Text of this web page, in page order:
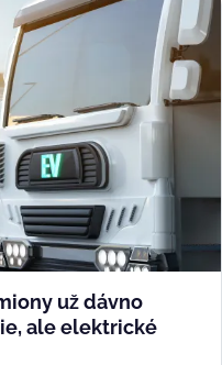
už dávno
ale elektrické